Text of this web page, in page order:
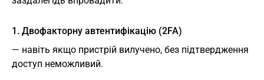
1. Двофакторну автентифікацію (2FA)
— навіть якщо пристрій вилучено, без підтвердження
доступ неможливий.